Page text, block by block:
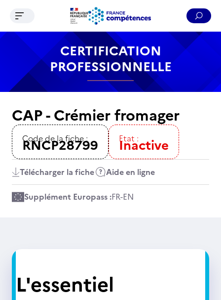
Contenu Recherche Menu Pied de page
Ouvrir le menu de navigation
CERTIFICATION
PROFESSIONNELLE
CAP - Crémier fromager
Code de la fiche :
RNCP28799 Etat :
Inactive
Télécharger la fiche Aide en ligne
Supplément Europass :FR-EN
L'essentiel